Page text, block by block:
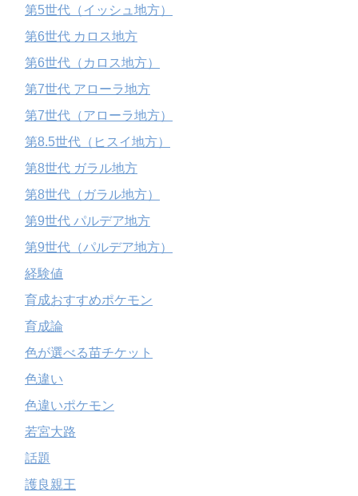
第5世代（イッシュ地方）
第6世代 カロス地方
第6世代（カロス地方）
第7世代 アローラ地方
第7世代（アローラ地方）
第8.5世代（ヒスイ地方）
第8世代 ガラル地方
第8世代（ガラル地方）
第9世代 パルデア地方
第9世代（パルデア地方）
経験値
育成おすすめポケモン
育成論
色が選べる苗チケット
色違い
色違いポケモン
若宮大路
話題
護良親王